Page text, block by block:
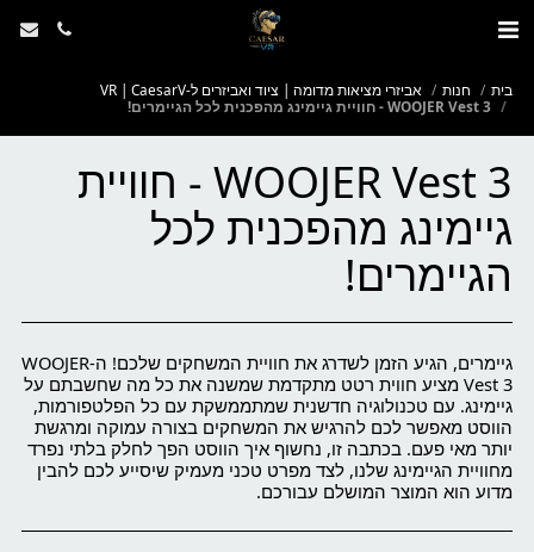
בית חנות
אביזרי מציאות מדומה | ציוד ואביזרים ל-VR | CaesarV
WOOJER Vest 3 - חוויית גיימינג מהפכנית לכל הגיימרים!
WOOJER Vest 3 - חוויית
גיימינג מהפכנית לכל
הגיימרים!
גיימרים, הגיע הזמן לשדרג את חוויית המשחקים שלכם! ה-WOOJER
Vest 3 מציע חווית רטט מתקדמת שמשנה את כל מה שחשבתם על
גיימינג. עם טכנולוגיה חדשנית שמתממשקת עם כל הפלטפורמות,
הווסט מאפשר לכם להרגיש את המשחקים בצורה עמוקה ומרגשת
יותר מאי פעם. בכתבה זו, נחשוף איך הווסט הפך לחלק בלתי נפרד
מחוויית הגיימינג שלנו, לצד מפרט טכני מעמיק שיסייע לכם להבין
מדוע הוא המוצר המושלם עבורכם.